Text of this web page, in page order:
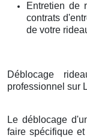
Entretien de
contrats
de votre
Déblocage
professionnel sur
Le déblocage
faire spécifique